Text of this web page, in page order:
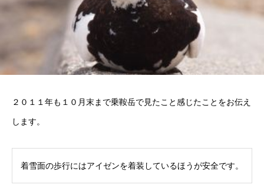
２０１１年も１０月末まで乗鞍岳で見たこと感じたことをお伝え
します。
着雪面の歩行にはアイゼンを着装しているほうが安全です。